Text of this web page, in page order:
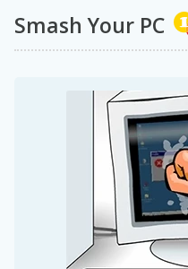
Smash Your PC